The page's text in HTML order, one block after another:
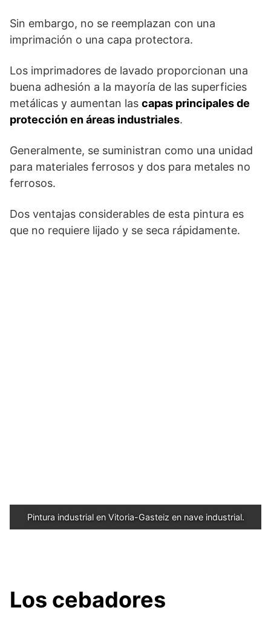
Sin embargo, no se reemplazan con una
imprimación o una capa protectora.
Los imprimadores de lavado proporcionan una
buena adhesión a la mayoría de las superficies
metálicas y aumentan las capas principales de
protección en áreas industriales.
Generalmente, se suministran como una unidad
para materiales ferrosos y dos para metales no
ferrosos.
Dos ventajas considerables de esta pintura es
que no requiere lijado y se seca rápidamente.
Pintura industrial en Vitoria-Gasteiz en nave industrial.
Los cebadores